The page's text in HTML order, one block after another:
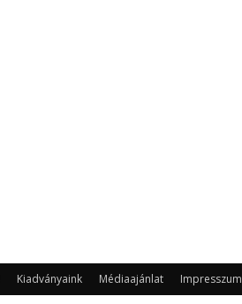
Kiadványaink Médiaajánlat Impresszum